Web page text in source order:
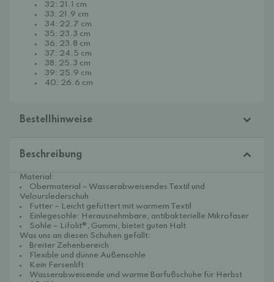
32: 21.1 cm
33: 21.9 cm
34: 22.7 cm
35: 23.3 cm
36: 23.8 cm
37: 24.5 cm
38: 25.3 cm
39: 25.9 cm
40: 26.6 cm
Bestellhinweise
Beschreibung
Material:
Obermaterial – Wasserabweisendes Textil und
Velourslederschuh
Futter – Leicht gefüttert mit warmem Textil
Einlegesohle: Herausnehmbare, antibakterielle Mikrofaser
Sohle – Lifolit®, Gummi, bietet guten Halt
Was uns an diesen Schuhen gefällt:
Breiter Zehenbereich
Flexible und dünne Außensohle
Kein Fersenlift
Wasserabweisende und warme Barfußschuhe für Herbst